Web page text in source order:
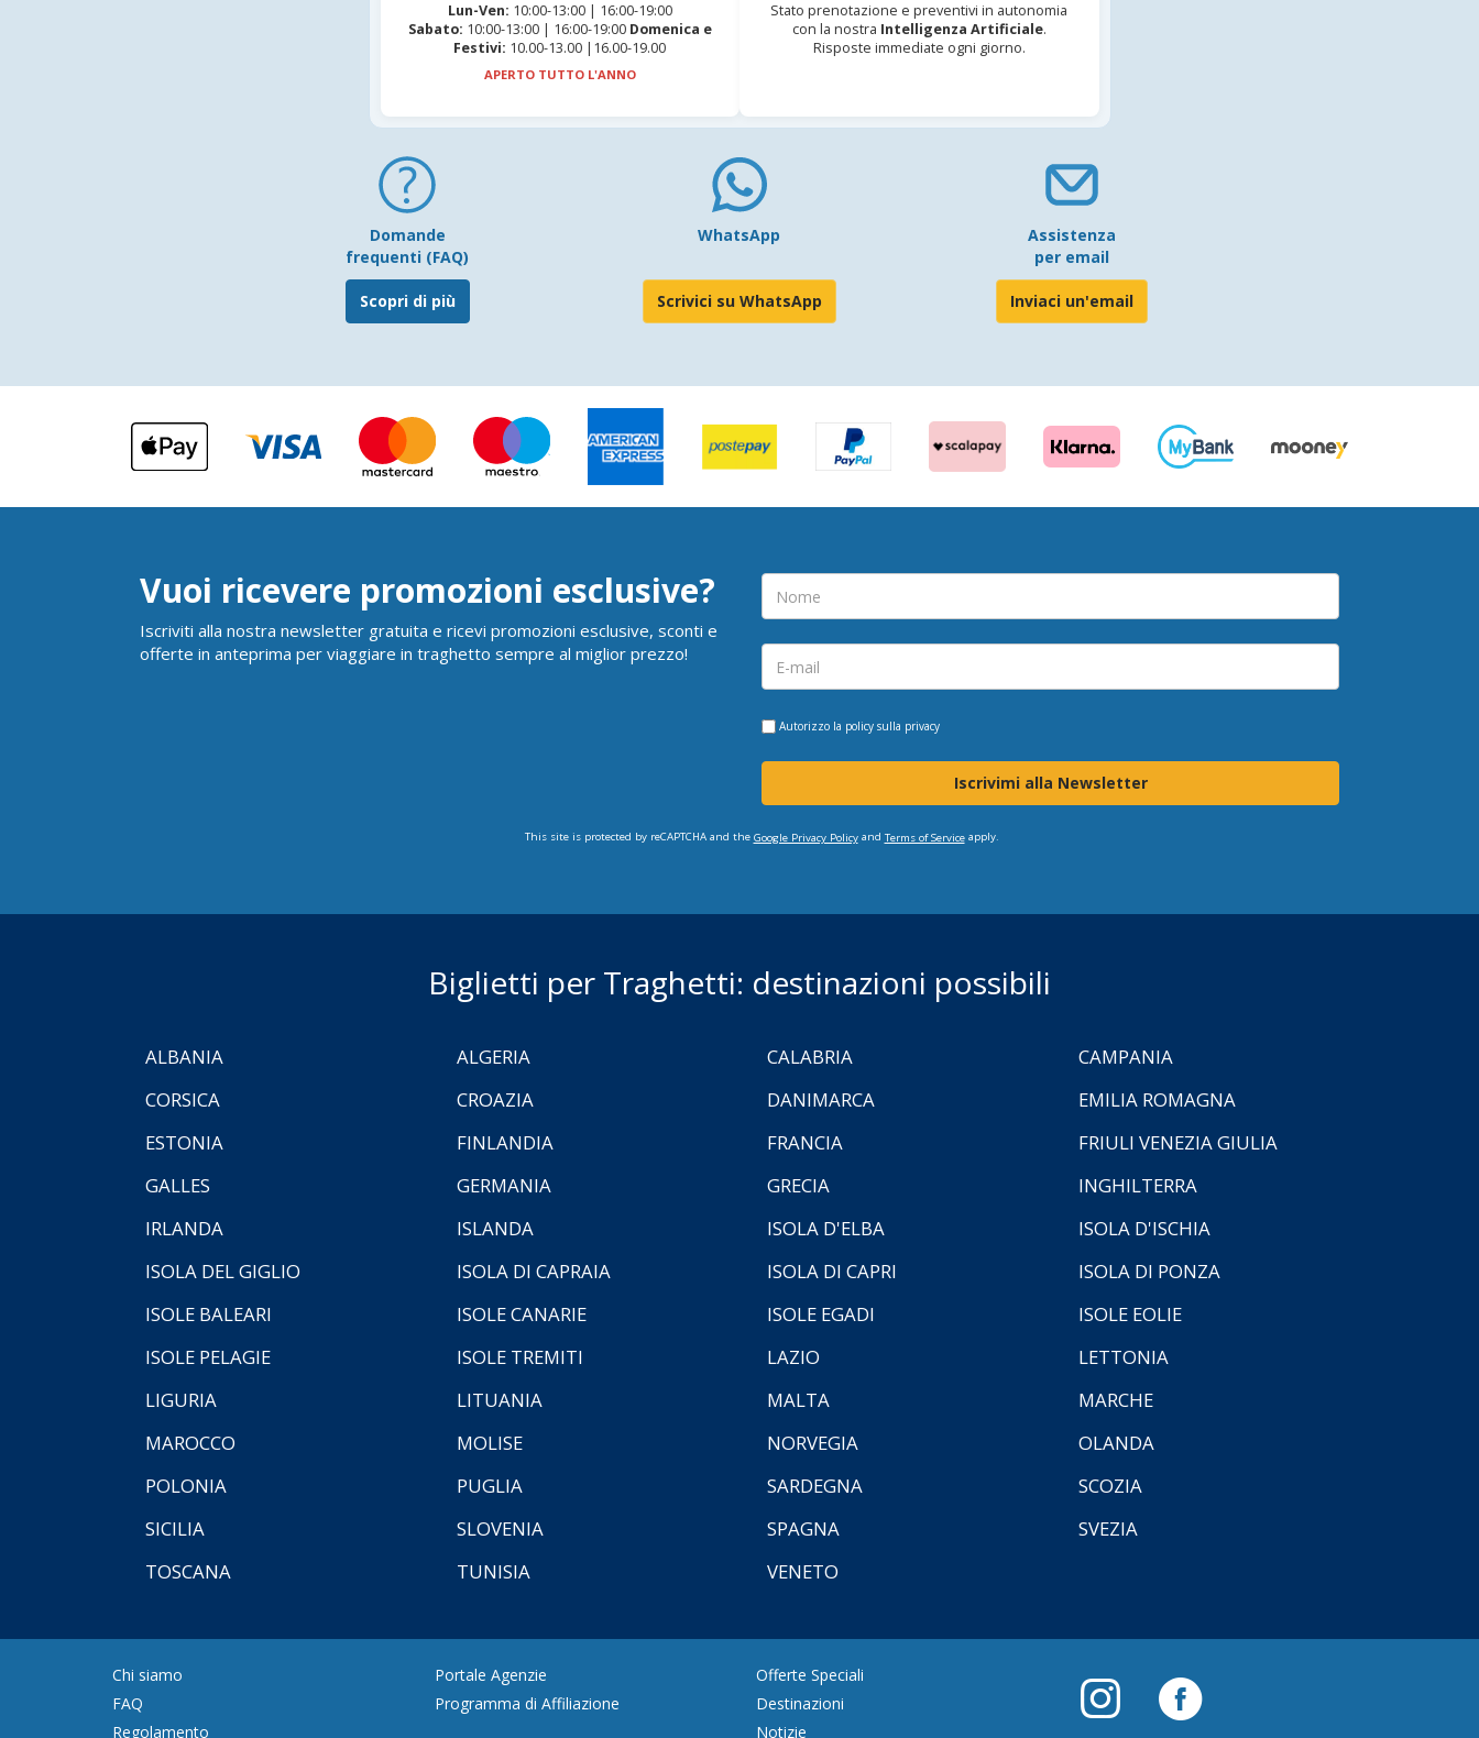
Lun-Ven: 10:00-13:00 | 16:00-19:00
Sabato: 10:00-13:00 | 16:00-19:00 Domenica e
Festivi: 10.00-13.00 |16.00-19.00
APERTO TUTTO L'ANNO
Stato prenotazione e preventivi in autonomia
con la nostra Intelligenza Artificiale.
Risposte immediate ogni giorno.
Domande
frequenti (FAQ)
Scopri di più
WhatsApp
Scrivici su WhatsApp
Assistenza
per email
Inviaci un'email
Vuoi ricevere promozioni esclusive?
Iscriviti alla nostra newsletter gratuita e ricevi promozioni esclusive, sconti e
offerte in anteprima per viaggiare in traghetto sempre al miglior prezzo!
Autorizzo la policy sulla privacy
Iscrivimi alla Newsletter
This site is protected by reCAPTCHA and the Google Privacy Policyand Terms of Serviceapply.
Biglietti per Traghetti: destinazioni possibili
ALBANIA ALGERIA CALABRIA
CAMPANIA
CORSICA
CROAZIA DANIMARCA
EMILIA ROMAGNA
ESTONIA
FINLANDIA FRANCIA
FRIULI VENEZIA GIULIA
GALLES
GERMANIA GRECIA
INGHILTERRA
IRLANDA
ISLANDA ISOLA D'ELBA
ISOLA D'ISCHIA
ISOLA DEL GIGLIO
ISOLA DI CAPRAIA ISOLA DI CAPRI
ISOLA DI PONZA
ISOLE BALEARI
ISOLE CANARIE ISOLE EGADI
ISOLE EOLIE
ISOLE PELAGIE
ISOLE TREMITI LAZIO
LETTONIA
LIGURIA
LITUANIA MALTA
MARCHE
MAROCCO
MOLISE NORVEGIA
OLANDA
POLONIA
PUGLIA SARDEGNA
SCOZIA
SICILIA
SLOVENIA SPAGNA
SVEZIA
TOSCANA
TUNISIA VENETO
Chi siamo
FAQ
Regolamento
Portale Agenzie
Programma di Affiliazione
Offerte Speciali
Destinazioni
Notizie